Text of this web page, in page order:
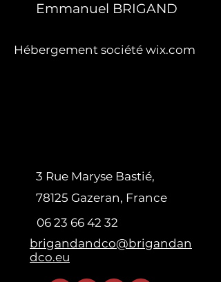
Emmanuel BRIGAND
Hébergement société wix.com
3 Rue Maryse Bastié,
78125 Gazeran, France
06 23 66 42 32
brigandandco@brigandan
dco.eu